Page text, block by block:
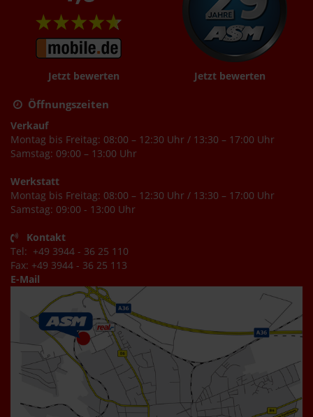
Jetzt bewerten Jetzt bewerten
Öffnungszeiten
Verkauf
Montag bis Freitag: 08:00 – 12:30 Uhr / 13:30 – 17:00 Uhr
Samstag: 09:00 – 13:00 Uhr
Werkstatt
Montag bis Freitag: 08:00 – 12:30 Uhr / 13:30 – 17:00 Uhr
Samstag: 09:00 - 13:00 Uhr
Kontakt
Tel: +49 3944 - 36 25 110
Fax: +49 3944 - 36 25 113
E-Mail